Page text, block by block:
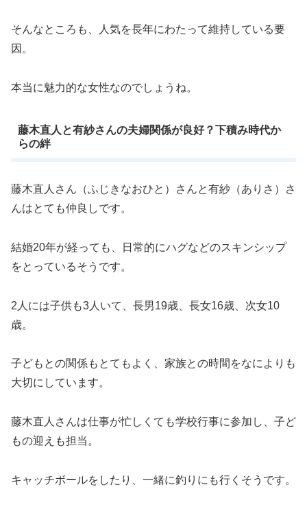
そんなところも、人気を長年にわたって維持している要
因。
本当に魅力的な女性なのでしょうね。
藤木直人と有紗さんの夫婦関係が良好？下積み時代か
らの絆
藤木直人さん（ふじきなおひと）さんと有紗（ありさ）さ
んはとても仲良しです。
結婚20年が経っても、日常的にハグなどのスキンシップ
をとっているそうです。
2人には子供も3人いて、長男19歳、長女16歳、次女10
歳。
子どもとの関係もとてもよく、家族との時間をなによりも
大切にしています。
藤木直人さんは仕事が忙しくても学校行事に参加し、子ど
もの迎えも担当。
キャッチボールをしたり、一緒に釣りにも行くそうです。